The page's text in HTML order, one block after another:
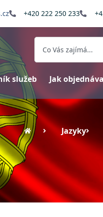
+420 222 250 233
služeb Jak
Jazyky